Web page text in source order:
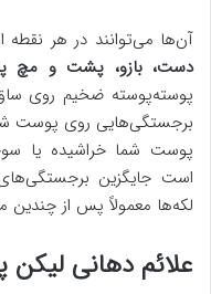
آن‌ها می‌توانند در هر نقطه
دست، بازو، پشت و مچ
پوسته‌پوسته ضخیم روی
برجستگی‌هایی روی پوست
پوست شما خراشیده یا
است جایگزین
لکه‌ها معمولاً پس از
علائم دهانی لیکن